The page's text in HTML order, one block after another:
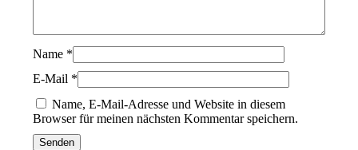
Name *
E-Mail *
Name, E-Mail-Adresse und Website in diesem
Browser für meinen nächsten Kommentar speichern.